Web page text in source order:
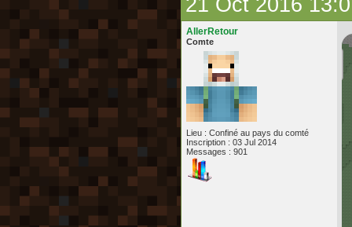
AllerRetour
Comte
Lieu : Confiné au pays du comté
Inscription : 03 Jul 2014
Messages : 901